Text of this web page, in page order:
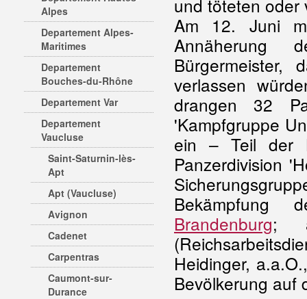
Alpes
Departement Alpes-
Maritimes
Departement
Bouches-du-Rhône
Departement Var
Departement
Vaucluse
Saint-Saturnin-lès-
Apt
Apt (Vaucluse)
Avignon
Cadenet
Carpentras
Caumont-sur-
Durance
und töteten oder
Am 12. Juni
Annäherung
verlassen
drangen 32
'Kampfgruppe
ein – Teil der
Panzerdivision
Bekämpfung
Brandenburg;
Heidinger,
Bevölkerung auf